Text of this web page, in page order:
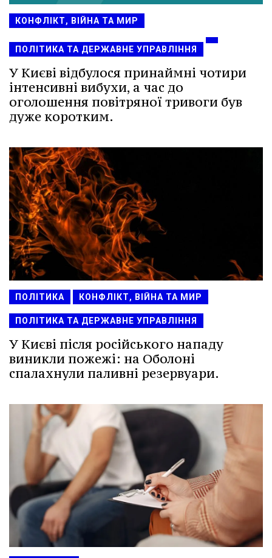
КОНФЛІКТ, ВІЙНА ТА МИР
ПОЛІТИКА ТА ДЕРЖАВНЕ УПРАВЛІННЯ
У Києві відбулося принаймні чотири
інтенсивні вибухи, а час до
оголошення повітряної тривоги був
дуже коротким.
ПОЛІТИКА КОНФЛІКТ, ВІЙНА ТА МИР
ПОЛІТИКА ТА ДЕРЖАВНЕ УПРАВЛІННЯ
У Києві після російського нападу
виникли пожежі: на Оболоні
спалахнули паливні резервуари.